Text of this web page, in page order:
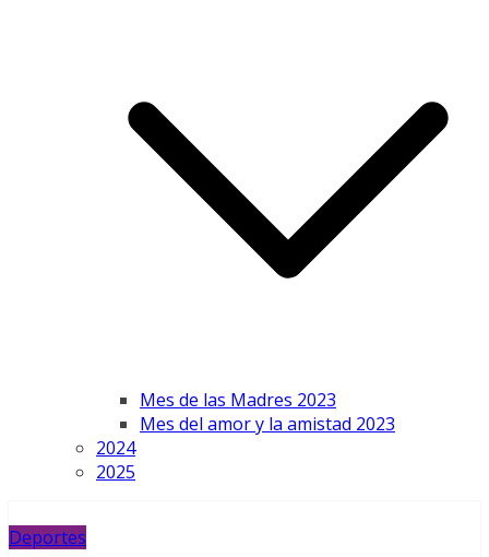
Mes de las Madres 2023
Mes del amor y la amistad 2023
2024
2025
Deportes